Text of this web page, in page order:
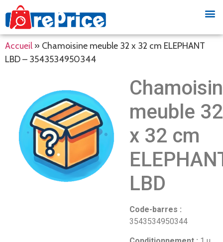
Accueil » Chamoisine meuble 32 x 32 cm ELEPHANT
LBD – 3543534950344
meuble 32
x 32 cm
LBD
Code-barres :
3543534950344